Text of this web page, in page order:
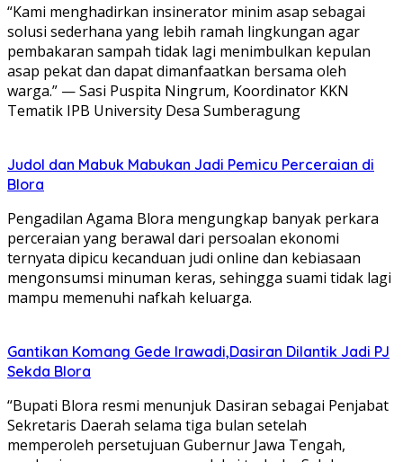
“Kami menghadirkan insinerator minim asap sebagai
solusi sederhana yang lebih ramah lingkungan agar
pembakaran sampah tidak lagi menimbulkan kepulan
asap pekat dan dapat dimanfaatkan bersama oleh
warga.” — Sasi Puspita Ningrum, Koordinator KKN
Tematik IPB University Desa Sumberagung
Judol dan Mabuk Mabukan Jadi Pemicu Perceraian di
Blora
Pengadilan Agama Blora mengungkap banyak perkara
perceraian yang berawal dari persoalan ekonomi
ternyata dipicu kecanduan judi online dan kebiasaan
mengonsumsi minuman keras, sehingga suami tidak lagi
mampu memenuhi nafkah keluarga.
Gantikan Komang Gede Irawadi,Dasiran Dilantik Jadi PJ
Sekda Blora
“Bupati Blora resmi menunjuk Dasiran sebagai Penjabat
Sekretaris Daerah selama tiga bulan setelah
memperoleh persetujuan Gubernur Jawa Tengah,